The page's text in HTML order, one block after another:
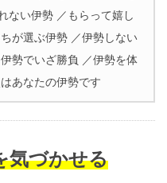
ない伊勢 ／もらって嬉し
が選ぶ伊勢 ／伊勢しない
勢でいざ勝負 ／伊勢を体
あなたの伊勢です
気づかせる